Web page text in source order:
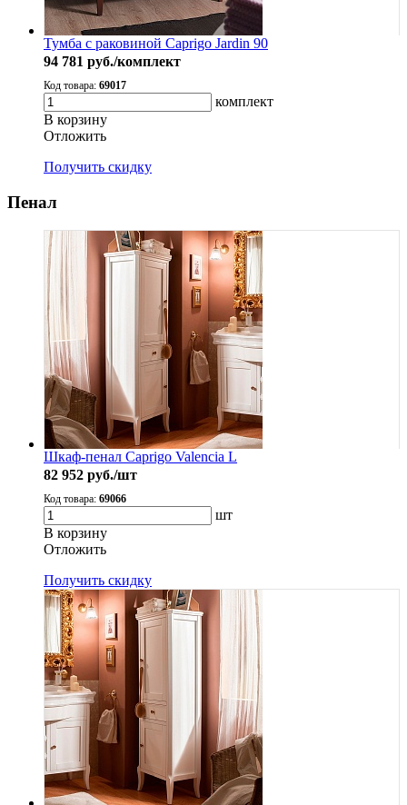
Тумба с раковиной Caprigo Jardin 90
94 781 руб./комплект
Код товара: 69017
комплект
В корзину
Oтложить
Получить скидку
Пенал
Шкаф-пенал Caprigo Valencia L
82 952 руб./шт
Код товара: 69066
шт
В корзину
Oтложить
Получить скидку